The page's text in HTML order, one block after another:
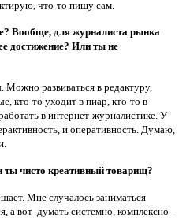
что-то пишу сам.
Вообще, для журналиста рынка
достижение? Или ты не
развиваться в редактуру,
кто-то уходит в пиар, кто-то в
в интернет-журналистике. У
и оперативность. Думаю,
чисто креативный товарищ?
Мне случалось заниматься
а вот думать системно, комплексно –